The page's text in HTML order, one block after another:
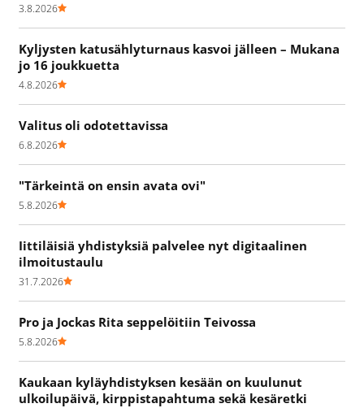
3.8.2026
Kyljysten katusählyturnaus kasvoi jälleen – Mukana
jo 16 joukkuetta
4.8.2026
Valitus oli odotettavissa
6.8.2026
"Tärkeintä on ensin avata ovi"
5.8.2026
Iittiläisiä yhdistyksiä palvelee nyt digitaalinen
ilmoitustaulu
31.7.2026
Pro ja Jockas Rita seppelöitiin Teivossa
5.8.2026
Kaukaan kyläyhdistyksen kesään on kuulunut
ulkoilupäivä, kirppistapahtuma sekä kesäretki